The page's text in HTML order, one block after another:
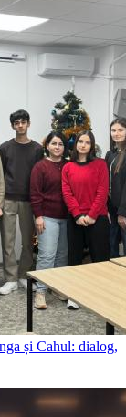
și Cahul: dialog,